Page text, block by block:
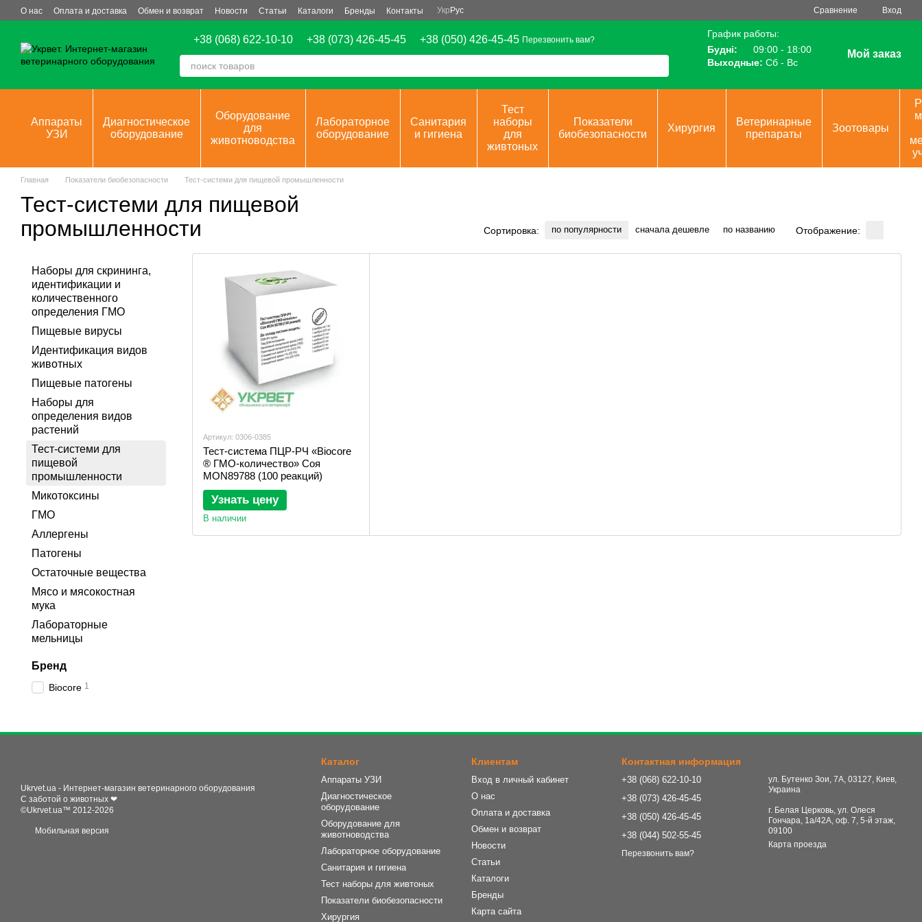
Перейти к основному контенту
О нас Оплата и доставка Обмен и возврат Новости Статьи Каталоги Бренды Контакты Укр Рус Сравнение Вход
+38 (068) 622-10-10 +38 (073) 426-45-45 +38 (050) 426-45-45 Перезвонить вам?
График работы:
Будні:
09:00 - 18:00
Выходные: Сб - Вс
Мой заказ
Аппараты
УЗИ
Диагностическое
оборудование
Оборудование
для
животноводства
Лабораторное
оборудование
Санитария
и гигиена
Тест
наборы
для
живтоных
Показатели
биобезопасности
Хирургия
Ветеринарные
препараты
Зоотовары
Главная Показатели биобезопасности Тест-системи для пищевой промышленности
Тест-системи для пищевой
промышленности
Сортировка: по популярности сначала дешевле по названию Отображение:
Артикул: 0306-0385
Тест-система ПЦР-РЧ «Biocore
® ГМО-количество» Соя
MON89788 (100 реакций)
Узнать цену
В наличии
Наборы для скрининга,
идентификации и
количественного
определения ГМО
Пищевые вирусы
Идентификация видов
животных
Пищевые патогены
Наборы для
определения видов
растений
Тест-системи для
пищевой
промышленности
Микотоксины
ГМО
Аллергены
Патогены
Остаточные вещества
Мясо и мясокостная
мука
Лабораторные
мельницы
Бренд
Biocore 1
Ukrvet.ua - Интернет-магазин ветеринарного оборудования
С заботой о животных ❤
©Ukrvet.ua™ 2012-2026
Мобильная версия
Каталог
Аппараты УЗИ
Диагностическое
оборудование
Оборудование для
животноводства
Лабораторное оборудование
Санитария и гигиена
Тест наборы для живтоных
Показатели биобезопасности
Хирургия
Клиентам
Вход в личный кабинет
О нас
Оплата и доставка
Обмен и возврат
Новости
Статьи
Каталоги
Бренды
Карта сайта
Контактная информация
+38 (068) 622-10-10
+38 (073) 426-45-45
+38 (050) 426-45-45
+38 (044) 502-55-45
Перезвонить вам?
ул. Бутенко Зои, 7А, 03127, Киев,
Украина
г. Белая Церковь, ул. Олеся
Гончара, 1а/42А, оф. 7, 5-й этаж,
09100
Карта проезда